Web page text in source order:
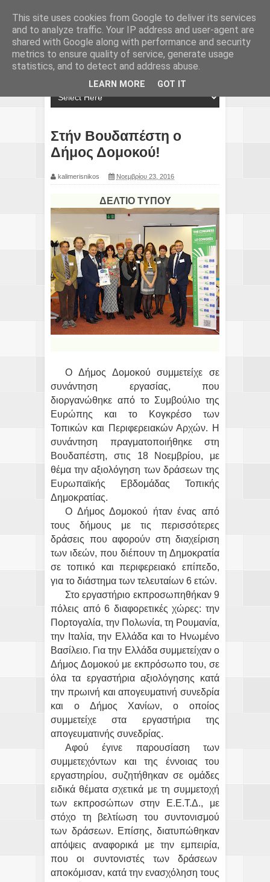
Στήν Βουδαπέστη ο
Δήμος Δομοκού!
kalimerisnikos Νοεμβρίου 23, 2016
ΔΕΛΤΙΟ ΤΥΠΟΥ
Ο Δήμος Δομοκού συμμετείχε σε
συνάντηση εργασίας, που
διοργανώθηκε από το Συμβούλιο της
Ευρώπης και το Κογκρέσο των
Τοπικών και Περιφερειακών Αρχών. Η
συνάντηση πραγματοποιήθηκε στη
Βουδαπέστη, στις 18 Νοεμβρίου, με
θέμα την αξιολόγηση των δράσεων της
Ευρωπαϊκής Εβδομάδας Τοπικής
Δημοκρατίας.
Ο Δήμος Δομοκού ήταν ένας από
τους δήμους με τις περισσότερες
δράσεις που αφορούν στη διαχείριση
των ιδεών, που διέπουν τη Δημοκρατία
σε τοπικό και περιφερειακό επίπεδο,
για το διάστημα των τελευταίων 6 ετών.
Στο εργαστήριο εκπροσωπηθήκαν 9
πόλεις από 6 διαφορετικές χώρες: την
Πορτογαλία, την Πολωνία, τη Ρουμανία,
την Ιταλία, την Ελλάδα και το Ηνωμένο
Βασίλειο. Για την Ελλάδα συμμετείχαν ο
Δήμος Δομοκού με εκπρόσωπο του, σε
όλα τα εργαστήρια αξιολόγησης κατά
την πρωινή και απογευματινή συνεδρία
και ο Δήμος Χανίων, ο οποίος
συμμετείχε στα εργαστήρια της
απογευματινής συνεδρίας.
Αφού έγινε παρουσίαση των
συμμετεχόντων και της έννοιας του
εργαστηρίου, συζητήθηκαν σε ομάδες
ειδικά θέματα σχετικά με τη συμμετοχή
των εκπροσώπων στην Ε.Ε.Τ.Δ., με
στόχο τη βελτίωση του συντονισμού
των δράσεων. Επίσης, διατυπώθηκαν
απόψεις αναφορικά με την εμπειρία,
που οι συντονιστές των δράσεων
αποκόμισαν, κατά την ενασχόληση τους
This site uses cookies from Google to deliver its services
and to analyze traffic. Your IP address and user-agent are
shared with Google along with performance and security
metrics to ensure quality of service, generate usage
statistics, and to detect and address abuse.
LEARN MORE GOT IT